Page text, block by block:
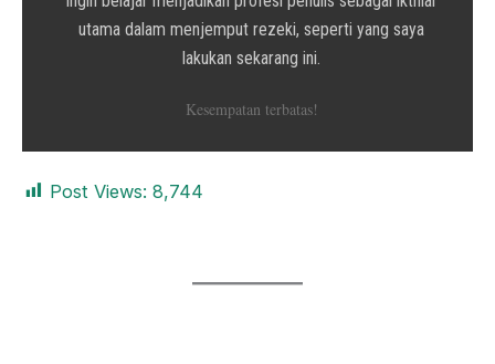
utama dalam menjemput rezeki, seperti yang saya
lakukan sekarang ini.
Kesempatan terbatas!
Post Views: 8,744